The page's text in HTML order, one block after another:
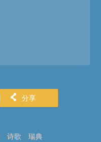
󰄯 分享
诗歌 瑞典